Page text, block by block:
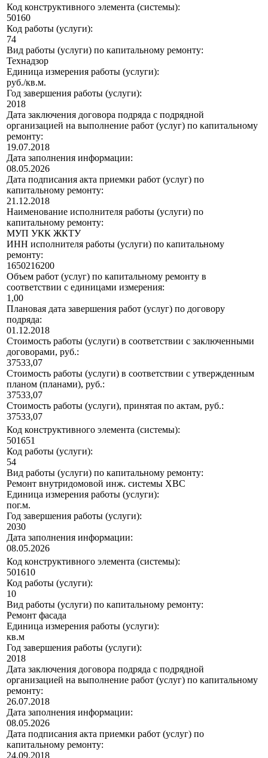
Код конструктивного элемента (системы):
50160
Код работы (услуги):
74
Вид работы (услуги) по капитальному ремонту:
Технадзор
Единица измерения работы (услуги):
руб./кв.м.
Год завершения работы (услуги):
2018
Дата заключения договора подряда с подрядной
организацией на выполнение работ (услуг) по капитальному
ремонту:
19.07.2018
Дата заполнения информации:
08.05.2026
Дата подписания акта приемки работ (услуг) по
капитальному ремонту:
21.12.2018
Наименование исполнителя работы (услуги) по
капитальному ремонту:
МУП УКК ЖКТУ
ИНН исполнителя работы (услуги) по капитальному
ремонту:
1650216200
Объем работ (услуг) по капитальному ремонту в
соответствии с единицами измерения:
1,00
Плановая дата завершения работ (услуг) по договору
подряда:
01.12.2018
Стоимость работы (услуги) в соответствии с заключенными
договорами, руб.:
37533,07
Стоимость работы (услуги) в соответствии с утвержденным
планом (планами), руб.:
37533,07
Стоимость работы (услуги), принятая по актам, руб.:
37533,07
Код конструктивного элемента (системы):
501651
Код работы (услуги):
54
Вид работы (услуги) по капитальному ремонту:
Ремонт внутридомовой инж. системы ХВС
Единица измерения работы (услуги):
пог.м.
Год завершения работы (услуги):
2030
Дата заполнения информации:
08.05.2026
Код конструктивного элемента (системы):
501610
Код работы (услуги):
10
Вид работы (услуги) по капитальному ремонту:
Ремонт фасада
Единица измерения работы (услуги):
кв.м
Год завершения работы (услуги):
2018
Дата заключения договора подряда с подрядной
организацией на выполнение работ (услуг) по капитальному
ремонту:
26.07.2018
Дата заполнения информации:
08.05.2026
Дата подписания акта приемки работ (услуг) по
капитальному ремонту:
24.09.2018